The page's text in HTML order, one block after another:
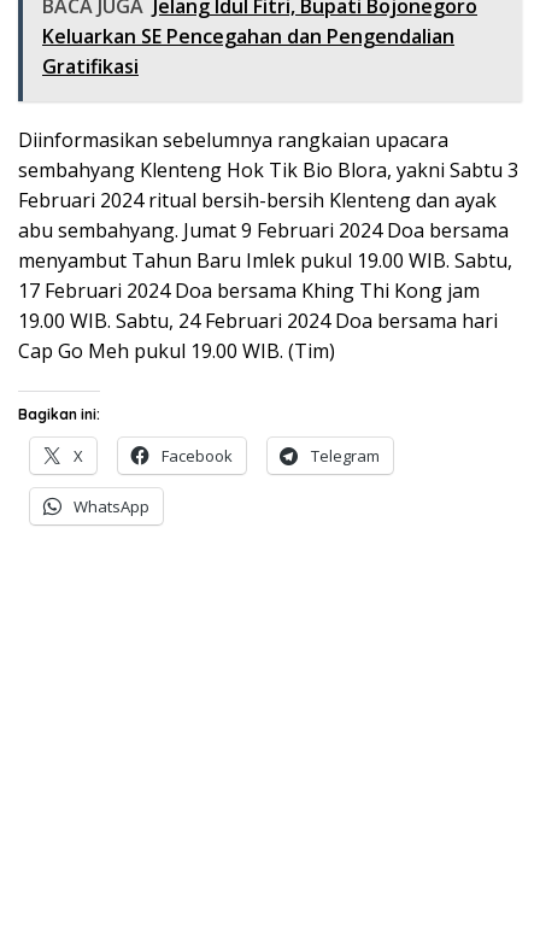
BACA JUGA Jelang Idul Fitri, Bupati Bojonegoro
Keluarkan SE Pencegahan dan Pengendalian
Gratifikasi
Diinformasikan sebelumnya rangkaian upacara
sembahyang Klenteng Hok Tik Bio Blora, yakni Sabtu 3
Februari 2024 ritual bersih-bersih Klenteng dan ayak
abu sembahyang. Jumat 9 Februari 2024 Doa bersama
menyambut Tahun Baru Imlek pukul 19.00 WIB. Sabtu,
17 Februari 2024 Doa bersama Khing Thi Kong jam
19.00 WIB. Sabtu, 24 Februari 2024 Doa bersama hari
Cap Go Meh pukul 19.00 WIB. (Tim)
Bagikan ini:
X Facebook Telegram
WhatsApp